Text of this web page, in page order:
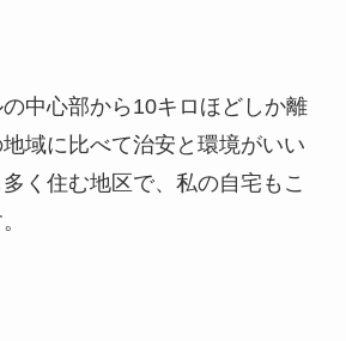
中心部から10キロほどしか離
域に比べて治安と環境がいい
く住む地区で、私の自宅もこ